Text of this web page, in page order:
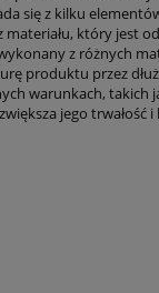
się z kilku
który jest
z różnych
produktu przez
warunkach, takich
jego trwałość